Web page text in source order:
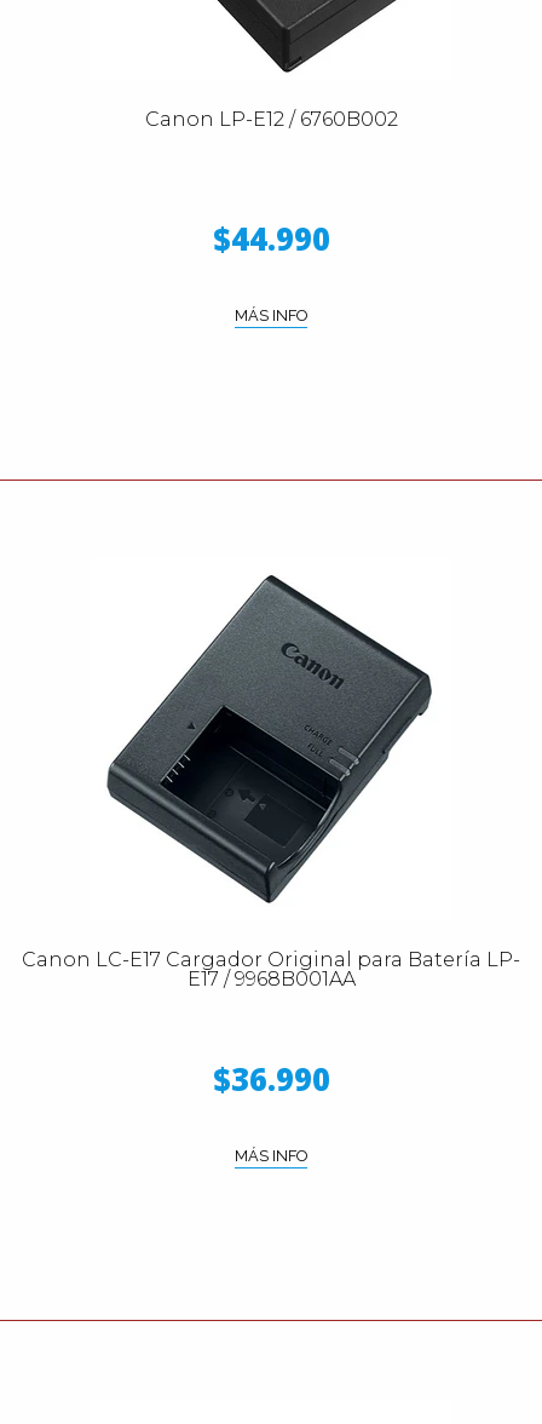
Canon LP-E12 / 6760B002
$44.990
MÁS INFO
Canon LC-E17 Cargador Original para Batería LP-
E17 / 9968B001AA
$36.990
MÁS INFO